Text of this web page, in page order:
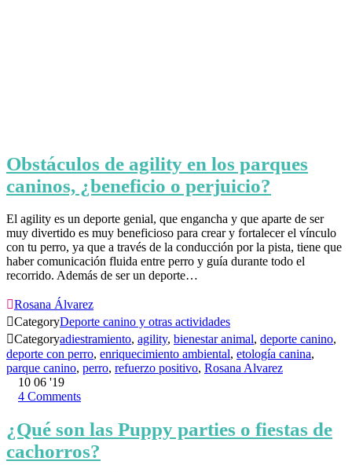
Obstáculos de agility en los parques
caninos, ¿beneficio o perjuicio?
El agility es un deporte genial, que engancha y que aparte de ser
muy divertido es muy beneficioso para crear y fortalecer el vínculo
con tu perro, ya que a través de la conducción por la pista, tiene que
haber comunicación fluida entre perro y guía durante todo el
recorrido. Además de ser un deporte…
Rosana Álvarez
CategoryDeporte canino y otras actividades
Categoryadiestramiento, agility, bienestar animal, deporte canino,
deporte con perro, enriquecimiento ambiental, etología canina,
parque canino, perro, refuerzo positivo, Rosana Alvarez
10 06 '19
4 Comments
¿Qué son las Puppy parties o fiestas de
cachorros?